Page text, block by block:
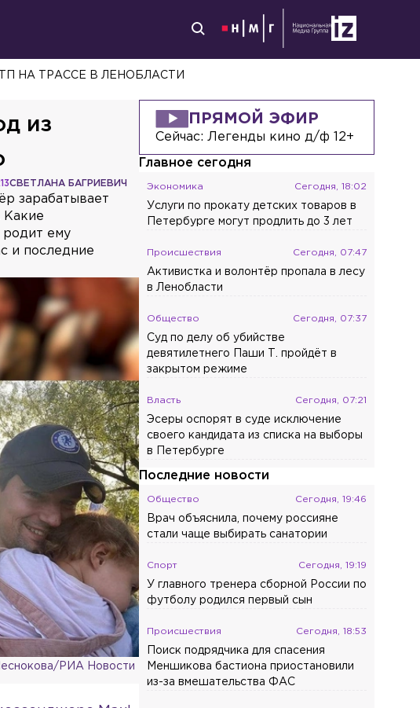
НА ТРАССЕ В ЛЕНОБЛАСТИ
из
СВЕТЛАНА БАГРИЕВИЧ
зарабатывает
Какие
родит ему
и последние
РИА Новости
ПРЯМОЙ ЭФИР
Сейчас:Легенды кино д/ф 12+
Главное сегодня
Экономика Сегодня, 18:02
Услуги по прокату детских товаров в
Петербурге могут продлить до 3 лет
Происшествия Сегодня, 07:47
Активистка и волонтёр пропала в лесу
в Ленобласти
Общество Сегодня, 07:37
Суд по делу об убийстве
девятилетнего Паши Т. пройдёт в
закрытом режиме
Власть Сегодня, 07:21
Эсеры оспорят в суде исключение
своего кандидата из списка на выборы
в Петербурге
Последние новости
Общество Сегодня, 19:46
Врач объяснила, почему россияне
стали чаще выбирать санатории
Спорт Сегодня, 19:19
У главного тренера сборной России по
футболу родился первый сын
Происшествия Сегодня, 18:53
Поиск подрядчика для спасения
Меншикова бастиона приостановили
из-за вмешательства ФАС